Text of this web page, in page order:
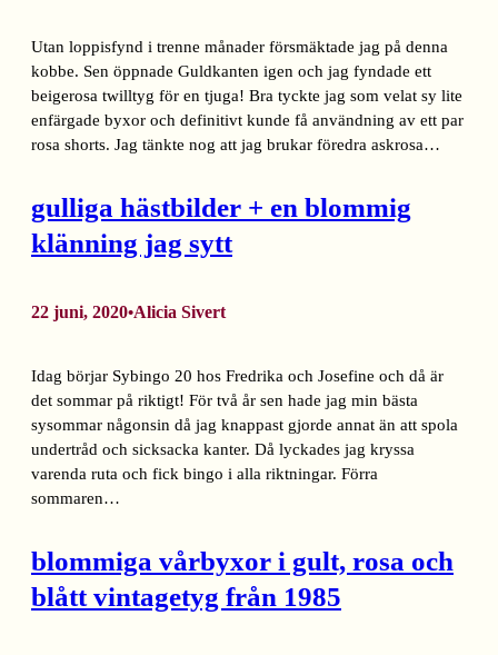
Utan loppisfynd i trenne månader försmäktade jag på denna
kobbe. Sen öppnade Guldkanten igen och jag fyndade ett
beigerosa twilltyg för en tjuga! Bra tyckte jag som velat sy lite
enfärgade byxor och definitivt kunde få användning av ett par
rosa shorts. Jag tänkte nog att jag brukar föredra askrosa…
gulliga hästbilder + en blommig
klänning jag sytt
22 juni, 2020•Alicia Sivert
Idag börjar Sybingo 20 hos Fredrika och Josefine och då är
det sommar på riktigt! För två år sen hade jag min bästa
sysommar någonsin då jag knappast gjorde annat än att spola
undertråd och sicksacka kanter. Då lyckades jag kryssa
varenda ruta och fick bingo i alla riktningar. Förra
sommaren…
blommiga vårbyxor i gult, rosa och
blått vintagetyg från 1985